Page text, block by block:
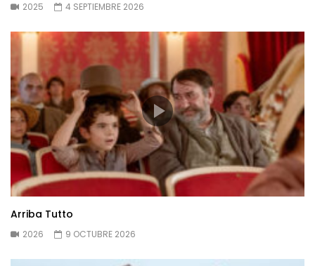
2025 4 SEPTIEMBRE 2026
Arriba Tutto
2026 9 OCTUBRE 2026